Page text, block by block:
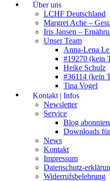
Über uns
LCHF Deutschland
Margret Ache –
Iris Jansen –
Unser Team
Anna-Lena
#19270 (kein
Heike Schulz
#36114 (kein
Tina Vogel
Kontakt | Infos
Newsletter
Service
Blog
Downloads
News
Kontakt
Impressum
Datenschutz-
Widerrufsbelehrung